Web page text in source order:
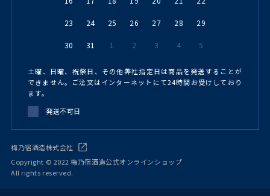
23 24 25 26 27 28 29
30 31 1 2 3 4 5
土曜、日曜、祝祭日、その他弊社指定日は商品を発送することが
できません。ご注文はインターネットにて24時間お受けしており
ます。
発送不可日
梅乃宿酒造株式会社
Copyright © 2022 梅乃宿酒造公式オンラインショップ
All rights reserved.